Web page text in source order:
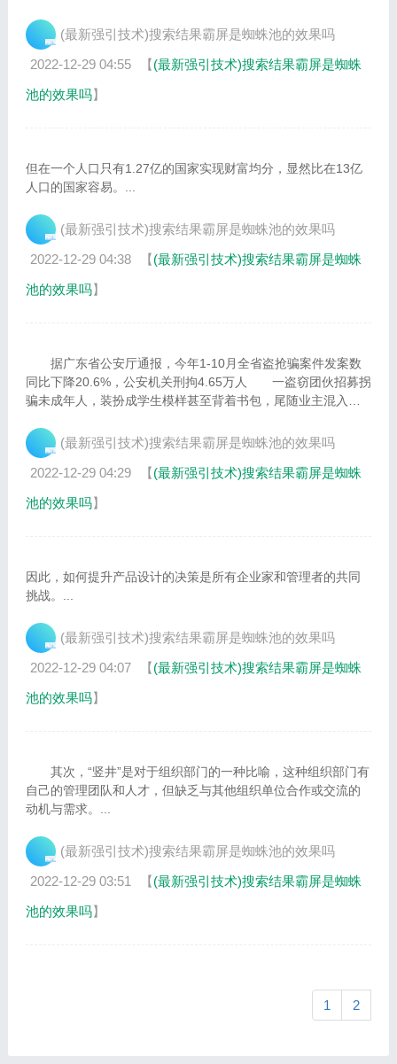
(最新强引技术)搜索结果霸屏是蜘蛛池的效果吗
2022-12-29 04:55
【(最新强引技术)搜索结果霸屏是蜘蛛
池的效果吗】
但在一个人口只有1.27亿的国家实现财富均分，显然比在13亿
人口的国家容易。...
(最新强引技术)搜索结果霸屏是蜘蛛池的效果吗
2022-12-29 04:38
【(最新强引技术)搜索结果霸屏是蜘蛛
池的效果吗】
据广东省公安厅通报，今年1-10月全省盗抢骗案件发案数
同比下降20.6%，公安机关刑拘4.65万人 一盗窃团伙招募拐
骗未成年人，装扮成学生模样甚至背着书包，尾随业主混入小
(最新强引技术)搜索结果霸屏是蜘蛛池的效果吗
2022-12-29 04:29
【(最新强引技术)搜索结果霸屏是蜘蛛
池的效果吗】
因此，如何提升产品设计的决策是所有企业家和管理者的共同
挑战。...
(最新强引技术)搜索结果霸屏是蜘蛛池的效果吗
2022-12-29 04:07
【(最新强引技术)搜索结果霸屏是蜘蛛
池的效果吗】
其次，“竖井”是对于组织部门的一种比喻，这种组织部门有
自己的管理团队和人才，但缺乏与其他组织单位合作或交流的
动机与需求。...
(最新强引技术)搜索结果霸屏是蜘蛛池的效果吗
2022-12-29 03:51
【(最新强引技术)搜索结果霸屏是蜘蛛
池的效果吗】
1 2